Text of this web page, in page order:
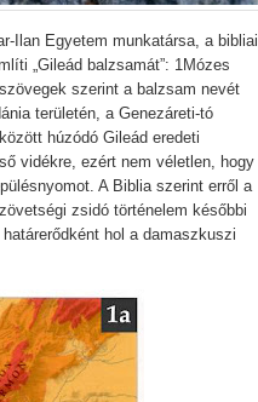
Ilan Egyetem munkatársa, a bibliai
„Gileád balzsamát”: 1Mózes
szerint a balzsam nevét
területén, a Genezáreti-tó
húzódó Gileád eredeti
vidékre, ezért nem véletlen, hogy
A Biblia szerint erről a
zsidó történelem későbbi
hol a damaszkuszi